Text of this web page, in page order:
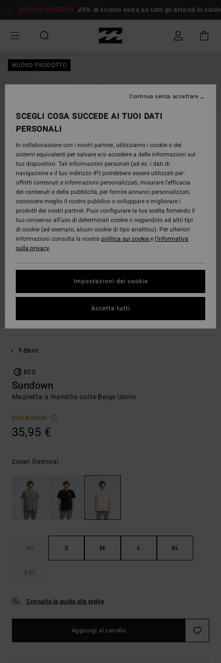
alle
prodotto
DOPPIA OFFERTA 25% di sconto extra su tutti gli articoli in saldo*
NUOVO PRODOTTO
T-Shirt
ECO
Sundown
Maglietta a maniche corte Beige Uomo
ECO-BONUS
35,95 €
Colori Oatmeal
XS S M L XL
XXL
Consulta la guida alle taglie
Aggiungi al carrello
SCEGLI COSA SUCCEDE AI TUOI DATI
PERSONALI
In collaborazione con i nostri partner, utilizziamo i cookie o dei
sistemi equivalenti per salvare e/o accedere a delle informazioni sul
tuo dispositivo. Tali informazioni personali (ad es. i dati di
navigazione e il tuo indirizzo IP) potrebbero essere utilizzati per:
offrirti contenuti e informazioni personalizzati, misurare l’efficacia
dei contenuti e della pubblicità, per fornire annunci personalizzati,
conoscere meglio il nostro pubblico o sviluppare e migliorare i
prodotti dei nostri partner. Puoi configurare la tua scelta fornendo il
tuo consenso all’uso di determinati cookie o negandolo ad altri tipi
di cookie (ad esempio, alcuni cookie di tipo analitico). Per ulteriori
informazioni consulta la nostra politica sui cookiee l'informativa
sulla privacy.
Impostazioni dei cookie
Continua senza accettare
Accetta tutti